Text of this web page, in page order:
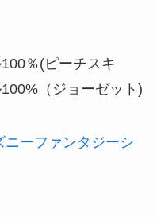
％(ピーチスキ
（ジョーゼット)
ーファンタジーシ